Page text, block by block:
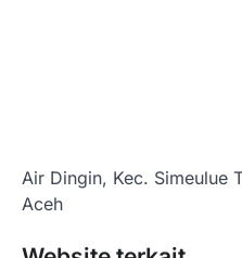
Air Dingin, Kec. Simeulue
Aceh